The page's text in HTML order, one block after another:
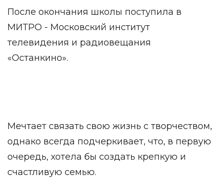
После окончания школы поступила в
МИТРО - Московский институт
телевидения и радиовещания
«Останкино».
Мечтает связать свою жизнь с творчеством,
однако всегда подчеркивает, что, в первую
очередь, хотела бы создать крепкую и
счастливую семью.